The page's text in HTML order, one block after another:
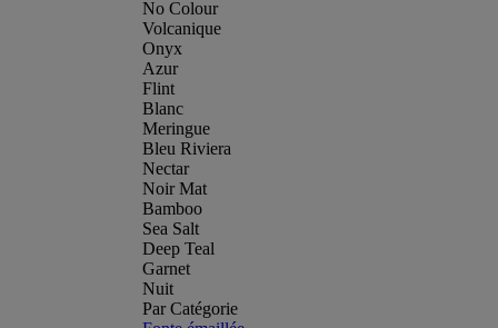
No Colour
Volcanique
Onyx
Azur
Flint
Blanc
Meringue
Bleu Riviera
Nectar
Noir Mat
Bamboo
Sea Salt
Deep Teal
Garnet
Nuit
Par Catégorie